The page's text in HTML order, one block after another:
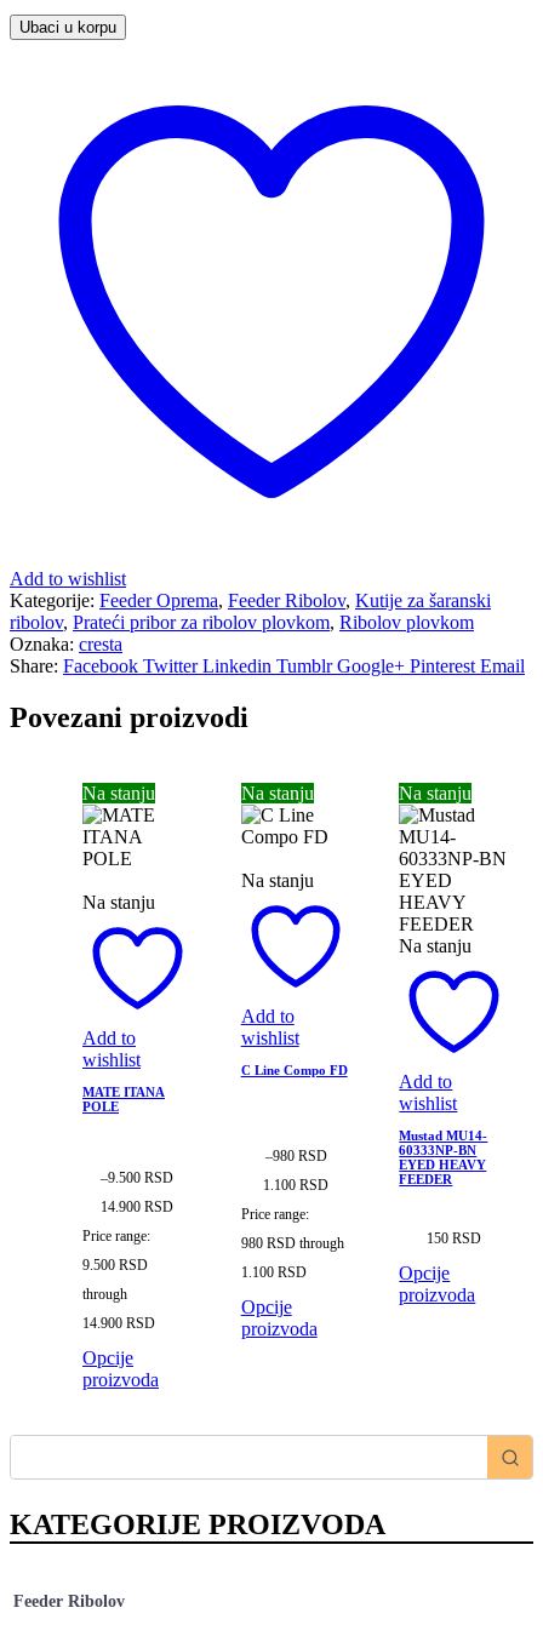
Ubaci u korpu
Add to wishlist
Kategorije: Feeder Oprema, Feeder Ribolov, Kutije za šaranski
ribolov, Prateći pribor za ribolov plovkom, Ribolov plovkom
Oznaka: cresta
Share: Facebook Twitter Linkedin Tumblr Google+ Pinterest Email
Povezani proizvodi
Na stanju
Na stanju
Add to
wishlist
MATE ITANA
POLE
9.500RSD
–
14.900RSD
Price range:
9.500 RSD
through
14.900 RSD
Opcije
proizvoda
Na stanju
Na stanju
Add to
wishlist
C Line Compo FD
980 RSD
–
1.100RSD
Price range:
980 RSD through
1.100 RSD
Opcije
proizvoda
Na stanju
Na stanju
Add to
wishlist
Mustad MU14-
60333NP-BN
EYED HEAVY
FEEDER
150RSD
Opcije
proizvoda
KATEGORIJE PROIZVODA
Feeder Ribolov